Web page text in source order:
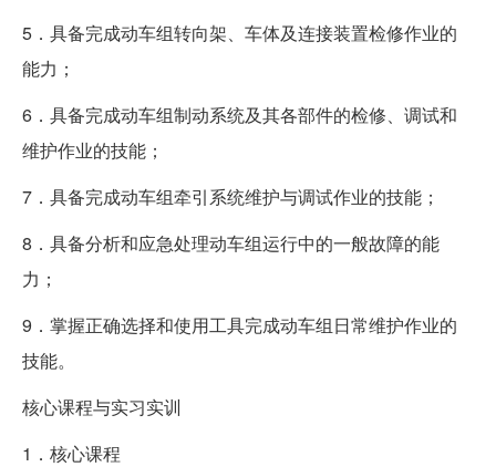
5．具备完成动车组转向架、车体及连接装置检修作业的
能力；
6．具备完成动车组制动系统及其各部件的检修、调试和
维护作业的技能；
7．具备完成动车组牵引系统维护与调试作业的技能；
8．具备分析和应急处理动车组运行中的一般故障的能
力；
9．掌握正确选择和使用工具完成动车组日常维护作业的
技能。
核心课程与实习实训
1．核心课程